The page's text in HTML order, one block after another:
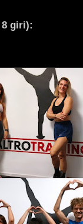
8 giri):